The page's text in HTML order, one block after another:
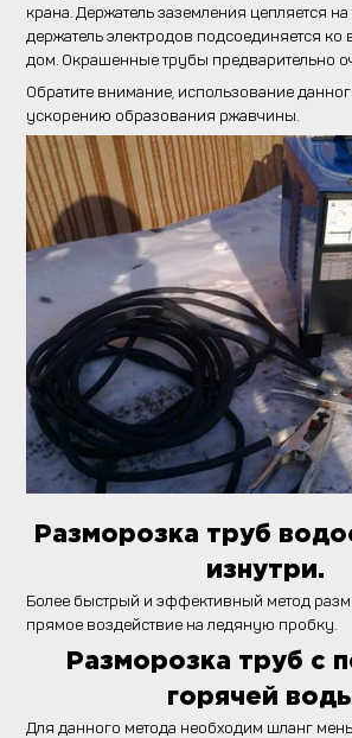
крана. Держатель заземления цепляется
держатель электродов подсоединяется ко
дом. Окрашенные трубы предварительно
Обратите внимание, использование
ускорению образования ржавчины.
Разморозка труб
изнутри.
Более быстрый и эффективный метод
прямое воздействие на ледяную пробку.
Разморозка труб с
горячей
Для данного метода необходим шланг